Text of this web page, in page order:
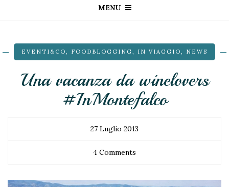
MENU
EVENTI&CO , FOODBLOGGING , IN VIAGGIO , NEWS
Una vacanza da winelovers
#InMontefalco
27 Luglio 2013
4 Comments